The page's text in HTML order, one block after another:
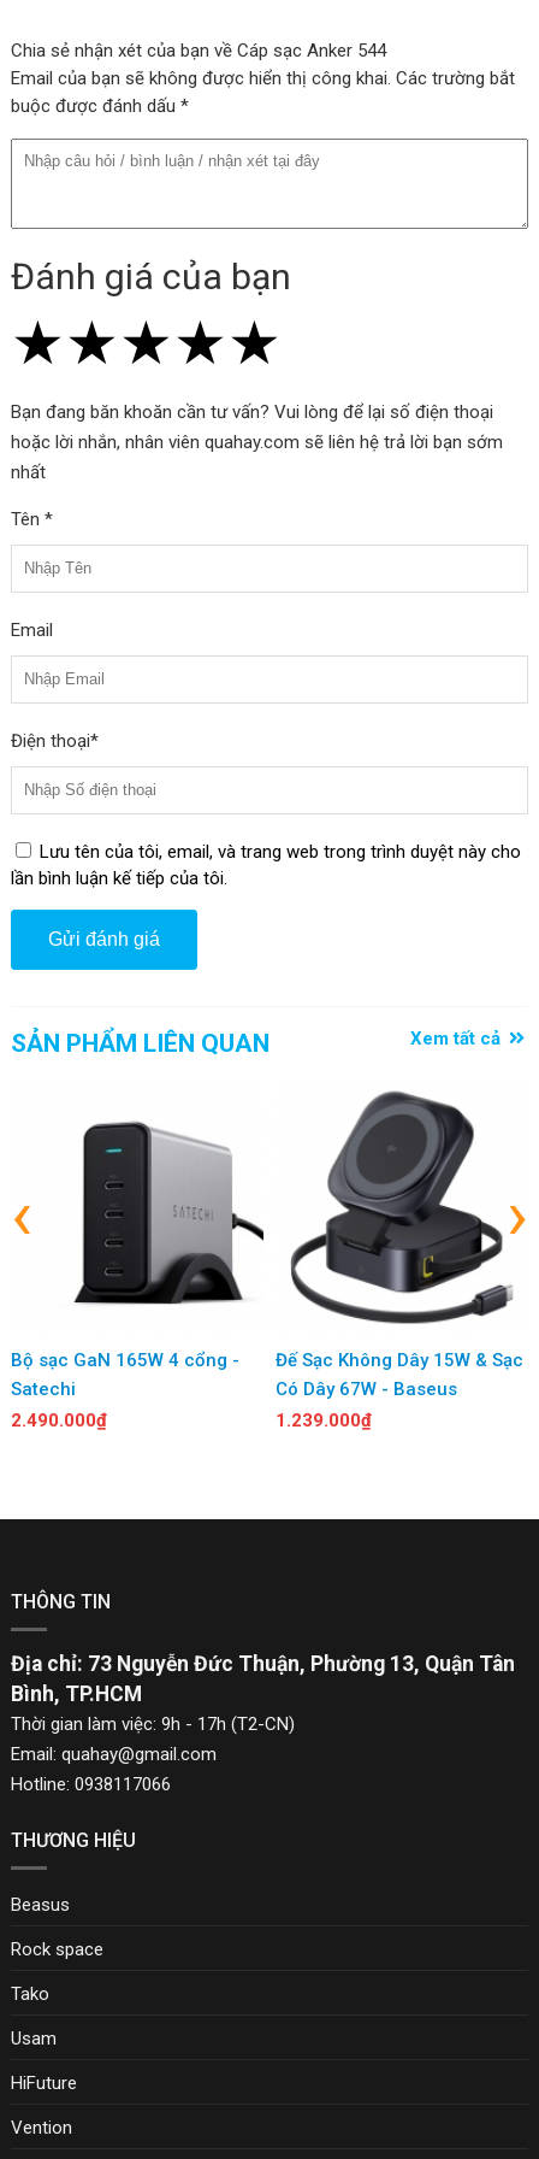
Bên ngoài của thân cáp được xây dựng bằng vật liệu sinh học từ
thực vật như ngô và mía.
Thân thiện những vẫn siêu chắc chắn
lý các áp lực và căng thẳng trong việc sử dụng hàng ngày.
Sạc nhanh 140W cho máy tính xách tay
Cung cấp tốc độ sạc nhanh nhất khi được kết nối bộ sạc hỗ trợ
Chia sẻ nhận xét của bạn về Cáp sạc Anker 544
Email của bạn sẽ không được hiển thị công khai. Các trường bắt
buộc được đánh dấu *
Đánh giá của bạn
★
★★
★★★
★★★★
★★★★★
Bạn đang băn khoăn cần tư vấn? Vui lòng để lại số điện thoại
hoặc lời nhắn, nhân viên quahay.com sẽ liên hệ trả lời bạn sớm
nhất
Tên *
Email
Điện thoại*
Lưu tên của tôi, email, và trang web trong trình duyệt này cho
lần bình luận kế tiếp của tôi.
SẢN PHẨM LIÊN QUAN Xem tất cả
Bộ sạc GaN 165W 4 cổng -
Satechi
2.490.000₫
Đế Sạc Không Dây 15W & Sạc
Có Dây 67W - Baseus
1.239.000₫
‹ ›
THÔNG TIN
Địa chỉ: 73 Nguyễn Đức Thuận, Phường 13, Quận Tân
Bình, TP.HCM
Thời gian làm việc: 9h - 17h (T2-CN)
Email: quahay@gmail.com
Hotline: 0938117066
THƯƠNG HIỆU
Beasus
Rock space
Tako
Usam
HiFuture
Vention